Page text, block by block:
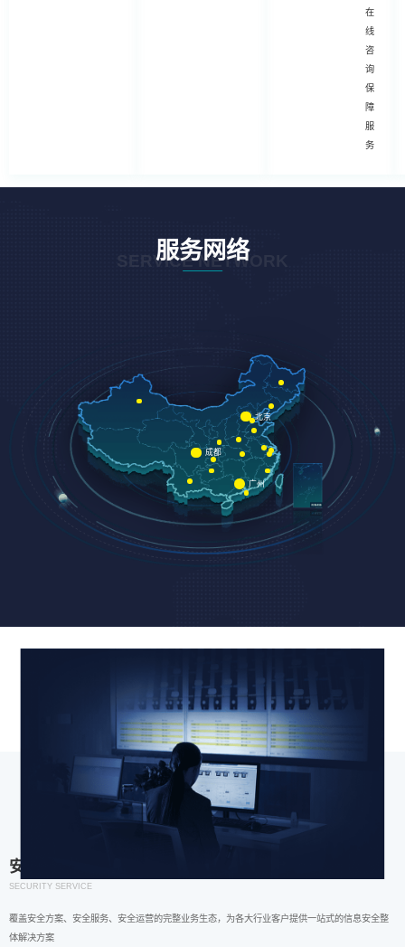
在
线
咨
询
保
障
服
务
服务网络
SERVICE NETWORK
北京
成都
广州
安全服务
SECURITY SERVICE
覆盖安全方案、安全服务、安全运营的完整业务生态，为各大行业客户提供一站式的信息安全整
体解决方案